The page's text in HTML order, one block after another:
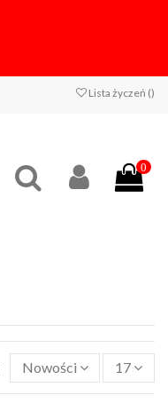
Lista życzeń ()
0
Nowości 17